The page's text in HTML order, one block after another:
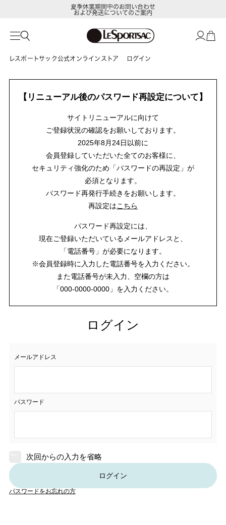
夏季休業期間中のお問い合わせ
および発送についてのご案内
レスポートサック公式オンラインストア ログイン
【リニューアル後のパスワード再設定について】
サイトリニューアルに向けて
ご登録状況の確認をお願いしております。
2025年8月24日以前に
会員登録していただいた全てのお客様に、
セキュリティ強化のため「パスワードの再設定」が
必須となります。
パスワード再発行手続きをお願いします。
再設定はこちら
パスワード再設定には、
現在ご登録いただいているメールアドレスと、
「電話番号」が必要になります。
※会員登録時に入力した電話番号を入力ください。
また電話番号が未入力、空欄の方は
「000-0000-0000」を入力ください。
ログイン
メールアドレス
パスワード
次回からの入力を省略
ログイン
パスワードをお忘れの方